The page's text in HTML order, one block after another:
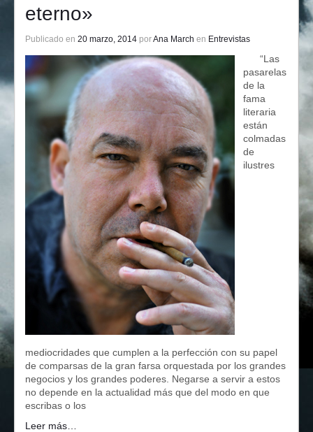
eterno»
Publicado en 20 marzo, 2014 porAna March en Entrevistas
“Las
pasarelas
de la
fama
literaria
están
colmadas
de
ilustres
mediocridades que cumplen a la perfección con su papel
de comparsas de la gran farsa orquestada por los grandes
negocios y los grandes poderes. Negarse a servir a estos
no depende en la actualidad más que del modo en que
escribas o los
Leer más…